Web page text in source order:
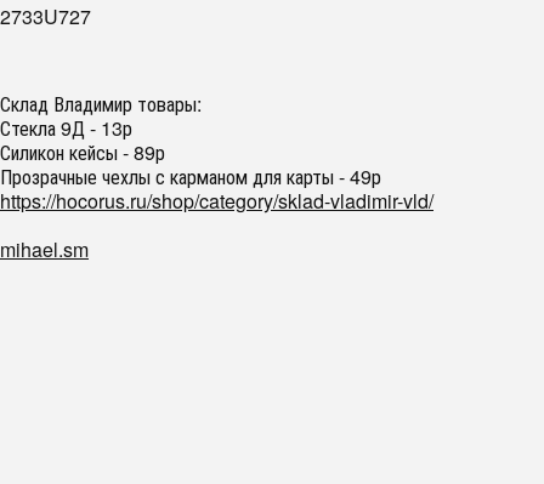
2733U727
Склад Владимир товары:
Стекла 9Д - 13р
Силикон кейсы - 89р
Прозрачные чехлы с карманом для карты - 49р
https://hocorus.ru/shop/category/sklad-vladimir-vld/
mihael.sm